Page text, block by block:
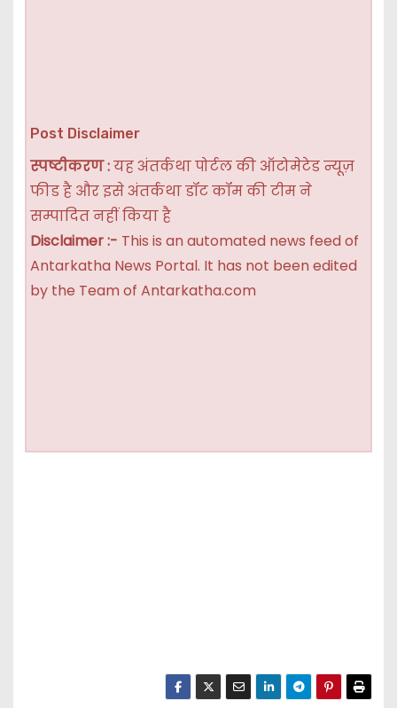
Post Disclaimer
स्पष्टीकरण :यह अंतर्कथा पोर्टल की ऑटोमेटेड न्यूज़
फीड है और इसे अंतर्कथा डॉट कॉम की टीम ने
सम्पादित नहीं किया है
Disclaimer :- This is an automated news feed of
Antarkatha News Portal. It has not been edited
by the Team of Antarkatha.com